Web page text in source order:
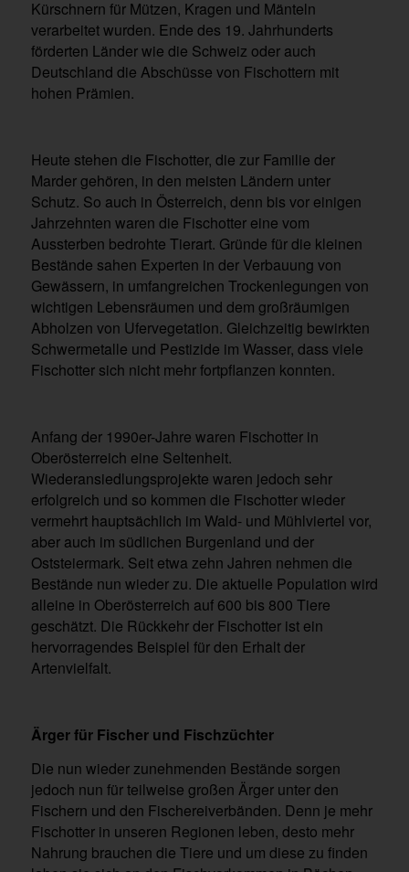
Kürschnern für Mützen, Kragen und Mänteln
verarbeitet wurden. Ende des 19. Jahrhunderts
förderten Länder wie die Schweiz oder auch
Deutschland die Abschüsse von Fischottern mit
hohen Prämien.
Heute stehen die Fischotter, die zur Familie der
Marder gehören, in den meisten Ländern unter
Schutz. So auch in Österreich, denn bis vor einigen
Jahrzehnten waren die Fischotter eine vom
Aussterben bedrohte Tierart. Gründe für die kleinen
Bestände sahen Experten in der Verbauung von
Gewässern, in umfangreichen Trockenlegungen von
wichtigen Lebensräumen und dem großräumigen
Abholzen von Ufervegetation. Gleichzeitig bewirkten
Schwermetalle und Pestizide im Wasser, dass viele
Fischotter sich nicht mehr fortpflanzen konnten.
Anfang der 1990er-Jahre waren Fischotter in
Oberösterreich eine Seltenheit.
Wiederansiedlungsprojekte waren jedoch sehr
erfolgreich und so kommen die Fischotter wieder
vermehrt hauptsächlich im Wald- und Mühlviertel vor,
aber auch im südlichen Burgenland und der
Oststeiermark. Seit etwa zehn Jahren nehmen die
Bestände nun wieder zu. Die aktuelle Population wird
alleine in Oberösterreich auf 600 bis 800 Tiere
geschätzt. Die Rückkehr der Fischotter ist ein
hervorragendes Beispiel für den Erhalt der
Artenvielfalt.
Ärger für Fischer und Fischzüchter
Die nun wieder zunehmenden Bestände sorgen
jedoch nun für teilweise großen Ärger unter den
Fischern und den Fischereiverbänden. Denn je mehr
Fischotter in unseren Regionen leben, desto mehr
Nahrung brauchen die Tiere und um diese zu finden